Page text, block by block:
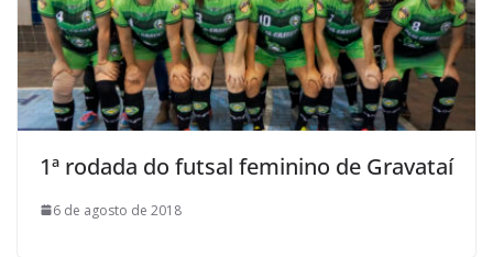
1ª rodada do futsal feminino de Gravataí
6 de agosto de 2018